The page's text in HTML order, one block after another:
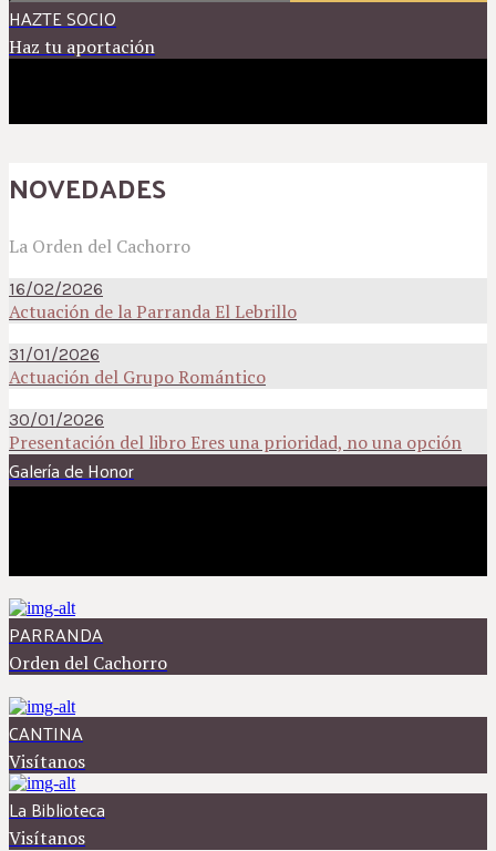
HAZTE SOCIO
Haz tu aportación
NOVEDADES
La Orden del Cachorro
16/02/2026
Actuación de la Parranda El Lebrillo
31/01/2026
Actuación del Grupo Romántico
30/01/2026
Presentación del libro Eres una prioridad, no una opción
Galería de Honor
PARRANDA
Orden del Cachorro
CANTINA
Visítanos
La Biblioteca
Visítanos